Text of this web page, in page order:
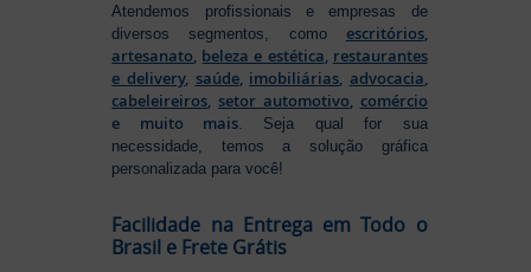
Atendemos profissionais e empresas de
diversos segmentos, como escritórios,
artesanato beleza e estética restaurantes
e delivery, saúde, imobiliárias advocacia
cabeleireiros setor automotivo comércio
e muito mais . Seja qual for sua
necessidade, temos a solução gráfica
personalizada para você!
Facilidade na Entrega em Todo o
Brasil e Frete Grátis